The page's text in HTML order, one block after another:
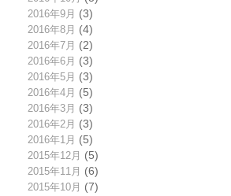
2016年9月 (3)
2016年8月 (4)
2016年7月 (2)
2016年6月 (3)
2016年5月 (3)
2016年4月 (5)
2016年3月 (3)
2016年2月 (3)
2016年1月 (5)
2015年12月 (5)
2015年11月 (6)
2015年10月 (7)